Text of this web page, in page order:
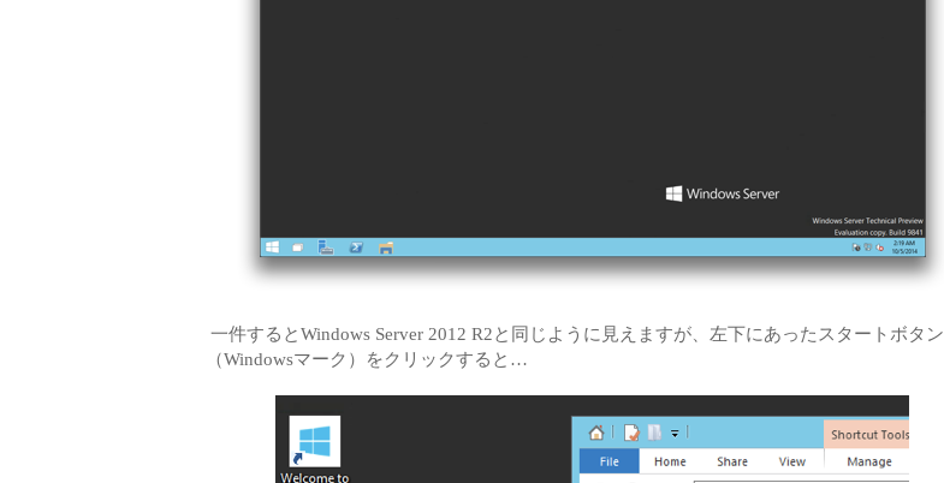
一件するとWindows Server 2012 R2と同じように見えますが、左下にあったスタートボタン
（Windowsマーク）をクリックすると…